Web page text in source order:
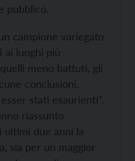
pubblico.
campione variegato
ai luoghi più
meno battuti, gli
conclusioni,
stati esaurienti”.
riassunto
ultimi due anni la
sia per un maggior